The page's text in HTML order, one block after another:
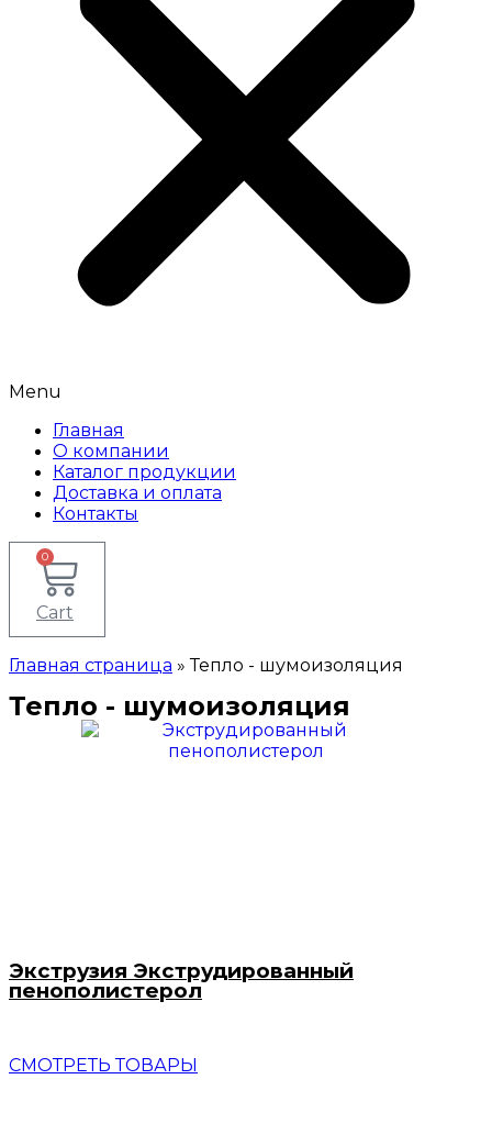
Menu
Главная
О компании
Каталог продукции
Доставка и оплата
Контакты
0
Cart
Главная страница »Тепло - шумоизоляция
Тепло - шумоизоляция
Экструзия Экструдированный
пенополистерол
СМОТРЕТЬ ТОВАРЫ